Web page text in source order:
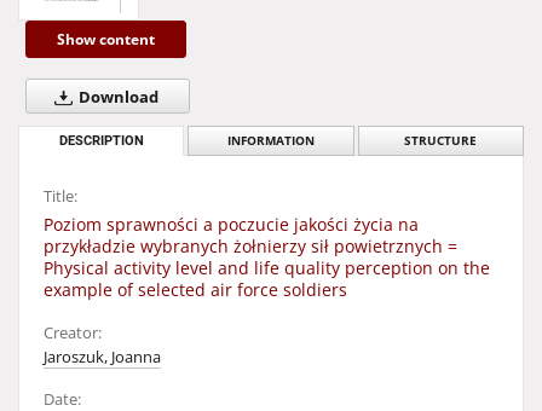
Show content
Download
DESCRIPTION INFORMATION STRUCTURE
Title:
Poziom sprawności a poczucie jakości życia na
przykładzie wybranych żołnierzy sił powietrznych =
Physical activity level and life quality perception on the
example of selected air force soldiers
Creator:
Jaroszuk, Joanna
Date: